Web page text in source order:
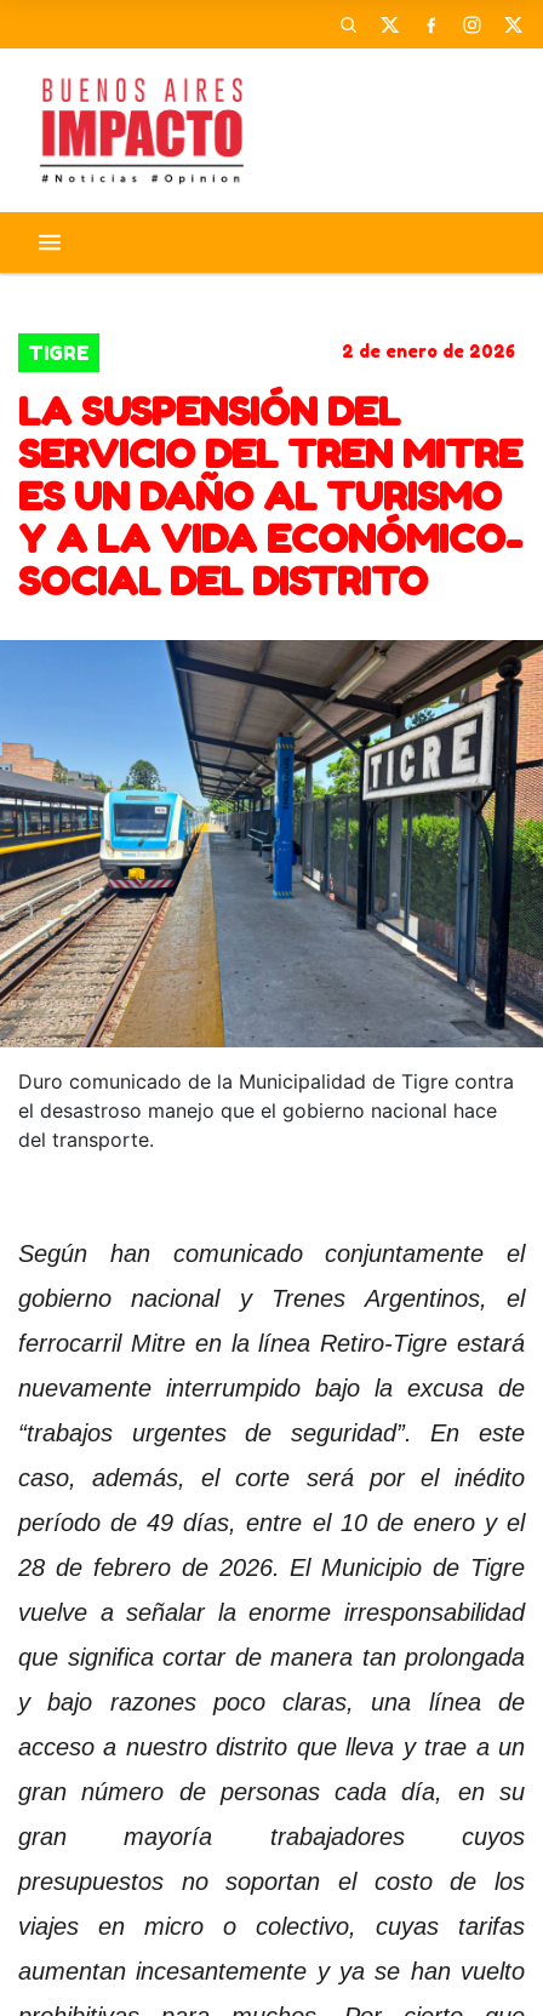
TIGRE 2 de enero de 2026
LA SUSPENSIÓN DEL
SERVICIO DEL TREN MITRE
ES UN DAÑO AL TURISMO
Y A LA VIDA ECONÓMICO-
SOCIAL DEL DISTRITO
Duro comunicado de la Municipalidad de Tigre contra
el desastroso manejo que el gobierno nacional hace
del transporte.
Según han comunicado conjuntamente el
gobierno nacional y Trenes Argentinos, el
ferrocarril Mitre en la línea Retiro-Tigre estará
nuevamente interrumpido bajo la excusa de
“trabajos urgentes de seguridad”. En este
caso, además, el corte será por el inédito
período de 49 días, entre el 10 de enero y el
28 de febrero de 2026. El Municipio de Tigre
vuelve a señalar la enorme irresponsabilidad
que significa cortar de manera tan prolongada
y bajo razones poco claras, una línea de
acceso a nuestro distrito que lleva y trae a un
gran número de personas cada día, en su
gran mayoría trabajadores cuyos
presupuestos no soportan el costo de los
viajes en micro o colectivo, cuyas tarifas
aumentan incesantemente y ya se han vuelto